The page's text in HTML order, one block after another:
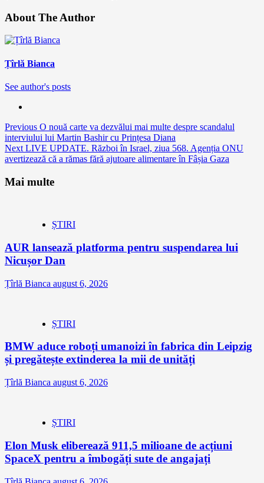
About The Author
Țîrlă Bianca
See author's posts
Continue
Reading
Previous O nouă carte va dezvălui mai multe despre scandalul
interviului lui Martin Bashir cu Prințesa Diana
Next LIVE UPDATE. Război în Israel, ziua 568. Agenția ONU
avertizează că a rămas fără ajutoare alimentare în Fâșia Gaza
Mai multe
ȘTIRI
AUR lansează platforma pentru suspendarea lui
Nicușor Dan
Țîrlă Bianca august 6, 2026
ȘTIRI
BMW aduce roboți umanoizi în fabrica din Leipzig
și pregătește extinderea la mii de unități
Țîrlă Bianca august 6, 2026
ȘTIRI
Elon Musk eliberează 911,5 milioane de acțiuni
SpaceX pentru a îmbogăți sute de angajați